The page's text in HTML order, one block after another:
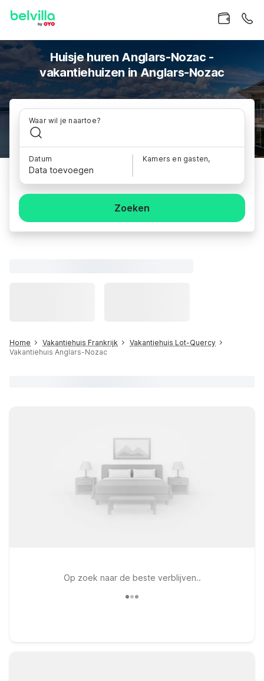
Huisje huren Anglars-Nozac -
vakantiehuizen in Anglars-Nozac
Waar wil je naartoe?
Datum
Data toevoegen
Kamers en gasten,
Zoeken
Home Vakantiehuis Frankrijk
Vakantiehuis Lot-Quercy
Vakantiehuis Anglars-Nozac
Op zoek naar de beste verblijven..